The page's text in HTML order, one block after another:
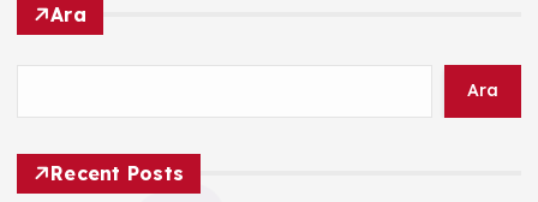
Ara
Ara
Recent Posts